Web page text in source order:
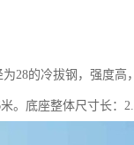
28的冷拔钢，强度
。底座整体尺寸长：